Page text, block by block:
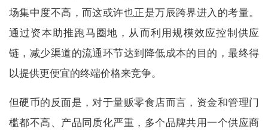
场集中度不高，而这或许也正是万辰跨界进入的考量。
通过资本助推跑马圈地，从而利用规模效应控制供应
链，减少渠道的流通环节达到降低成本的目的，最终得
以提供更便宜的终端价格来竞争。
但硬币的反面是，对于量贩零食店而言，资金和管理门
槛都不高、产品同质化严重，多个品牌共用一个供应商